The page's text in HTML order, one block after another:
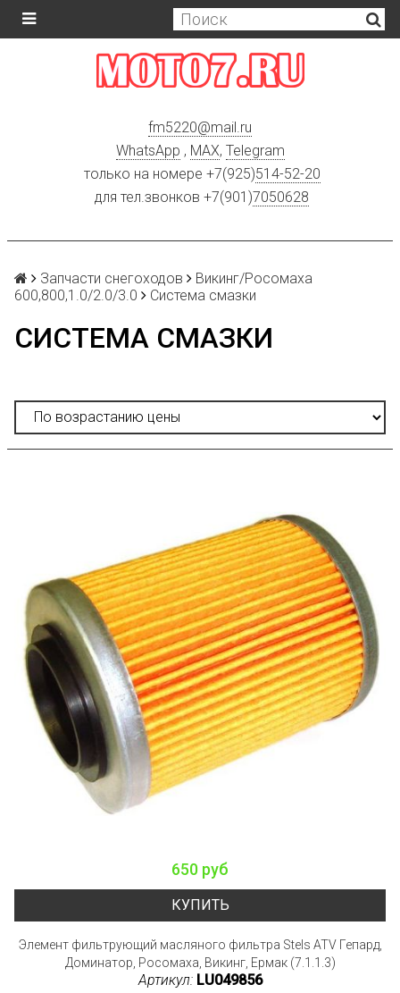
fm5220@mail.ru
WhatsApp , MAX, Telegram
только на номере +7(925)514-52-20
для тел.звонков +7(901)7050628
Запчасти снегоходов
Викинг/Росомаха
600,800,1.0/2.0/3.0
Система смазки
СИСТЕМА СМАЗКИ
650 руб
КУПИТЬ
Элемент фильтрующий масляного фильтра Stels ATV Гепард,
Доминатор, Росомаха, Викинг, Ермак (7.1.1.3)
Артикул: LU049856